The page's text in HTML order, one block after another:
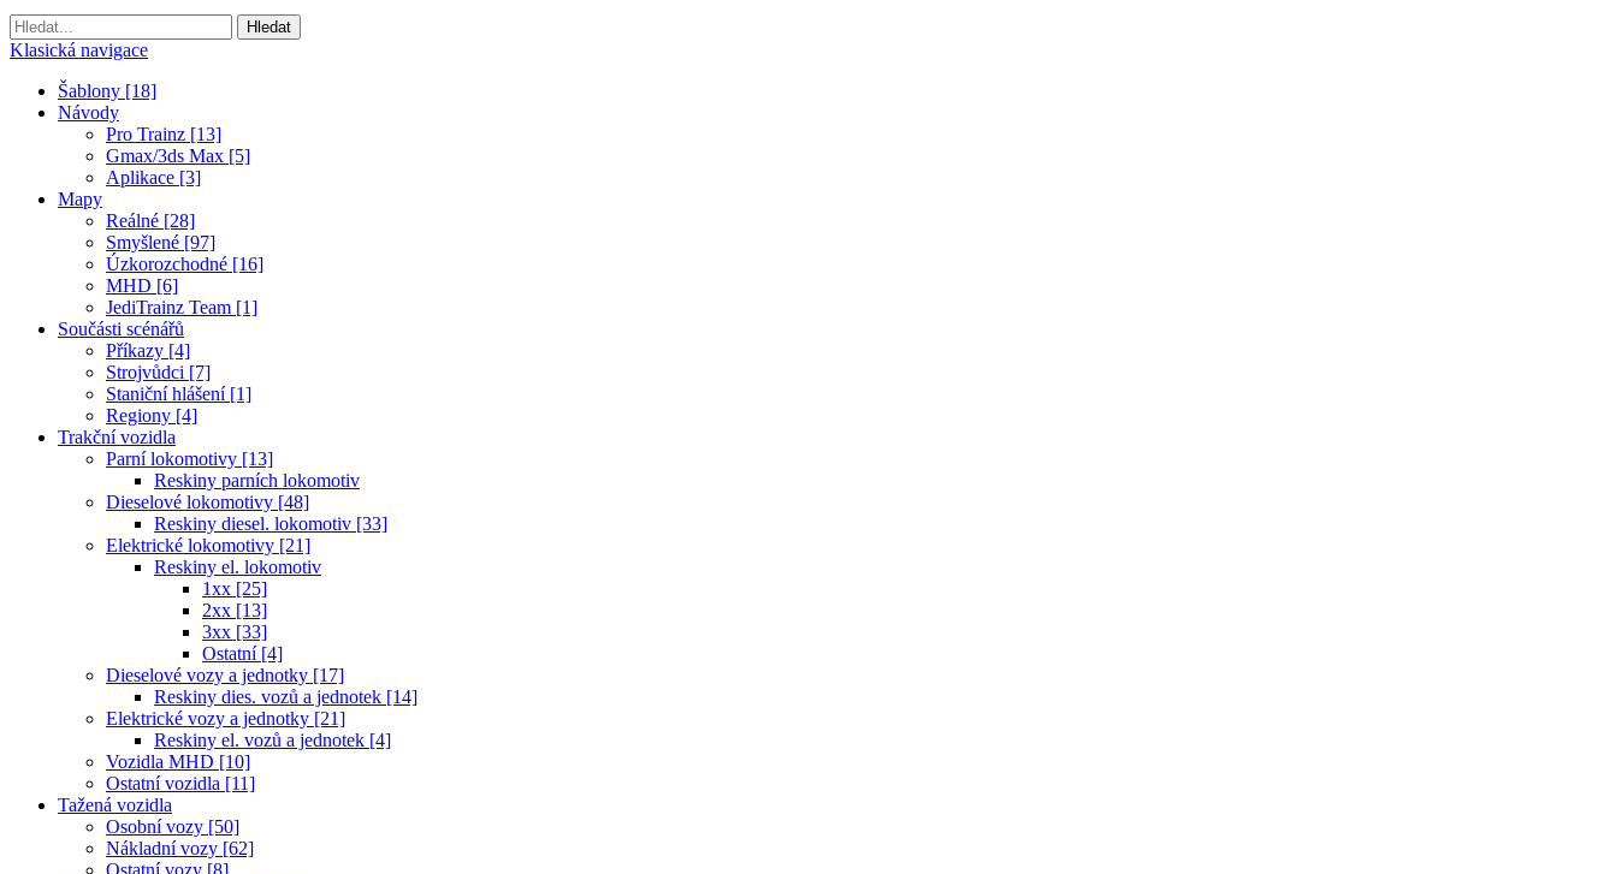
Klasická navigace
Šablony [18]
Návody
Pro Trainz [13]
Gmax/3ds Max [5]
Aplikace [3]
Mapy
Reálné [28]
Smyšlené [97]
Úzkorozchodné [16]
MHD [6]
JediTrainz Team [1]
Součásti scénářů
Příkazy [4]
Strojvůdci [7]
Staniční hlášení [1]
Regiony [4]
Trakční vozidla
Parní lokomotivy [13]
Reskiny parních lokomotiv
Dieselové lokomotivy [48]
Reskiny diesel. lokomotiv [33]
Elektrické lokomotivy [21]
Reskiny el. lokomotiv
1xx [25]
2xx [13]
3xx [33]
Ostatní [4]
Dieselové vozy a jednotky [17]
Reskiny dies. vozů a jednotek [14]
Elektrické vozy a jednotky [21]
Reskiny el. vozů a jednotek [4]
Vozidla MHD [10]
Ostatní vozidla [11]
Tažená vozidla
Osobní vozy [50]
Nákladní vozy [62]
Ostatní vozy [8]